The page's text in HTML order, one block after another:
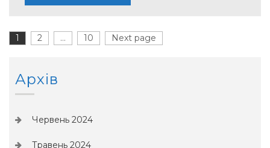
Пагінація
записів
Page
1 Page
2 … Page
10 Next page
Архів
Червень 2024
Травень 2024